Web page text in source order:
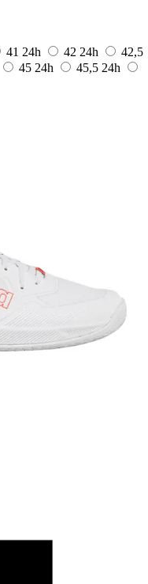
41 24h 42 24h
42,5
45 24h 45,5 24h